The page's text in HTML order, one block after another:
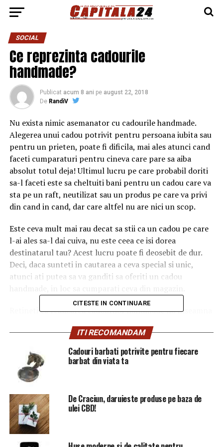
SOCIAL
Ce reprezinta cadourile
handmade?
Publicat acum 8 ani pe august 22, 2018
De RandiV
Nu exista nimic asemanator cu cadourile handmade.
Alegerea unui cadou potrivit pentru persoana iubita sau
pentru un prieten, poate fi dificila, mai ales atunci cand
faceti cumparaturi pentru cineva care pare sa aiba
absolut totul deja!Ultimul lucru pe care probabil doriti
sa-l faceti este sa cheltuiti bani pentru un cadou care va
sta pe un raft, neutilizat sau un produs pe care va privi
din cand in cand, dar care altfel nu are nici un scop.
Este ceva mult mai rau decat sa stii ca un cadou pe care
l-ai ales sa-l dai cuiva, nu este ceea ce isi dorea
destinatarul tau? Acest lucru poate fi deosebit de dur.
Deci, daca sunteti in cautarea a ceva special si unic,
atunci ati putea sa va ganditi sa oferiti un cadou
Retineti ca realizarea cadourilor handmade nu inseamna
cumpara dintr-un magazin. In special in cazul
cadourilor tricotate si crosetate, intr-adevar, ar putea
costa mai mult pentru a cumpara materiale decat
pentru a cumpara un element realizat la magazin.
Scopul acordarii de cadouri manual este de a oferi ceva
personal si individual persoanei care primeste darul. S-
ar putea sa nu economisiti bani, dar veti oferi un dar
deosebit de semnificativ.
CITESTE IN CONTINUARE
ITI RECOMANDAM
Cadouri barbati potrivite pentru fiecare
barbat din viata ta
De Craciun, daruieste produse pe baza de
ulei CBD!